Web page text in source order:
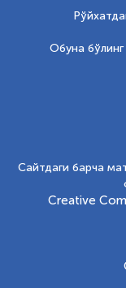
Обуна
Сайтдаги барча
Creative